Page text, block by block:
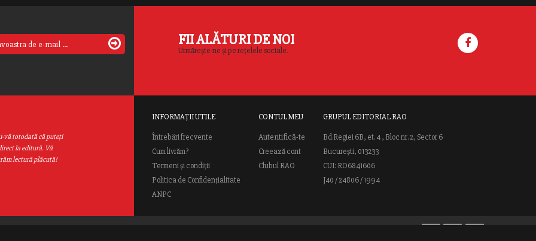
FII ALĂTURI DE NOI
Urmărește-ne și pe rețelele sociale.
vă totodată că puteţi
la editură. Vă
lectură plăcută!
INFORMAȚII UTILE
Întrebări frecvente
Cum livrăm?
Termeni și condiții
Politica de Confidențialitate
ANPC
CONTUL MEU
Autentifică-te
Creează cont
Clubul RAO
GRUPUL EDITORIAL RAO
Bd.Regiei 6B, et. 4 , Bloc nr. 2, Sector 6
București, 013233
CUI: RO6841606
J40 / 24806 / 1994